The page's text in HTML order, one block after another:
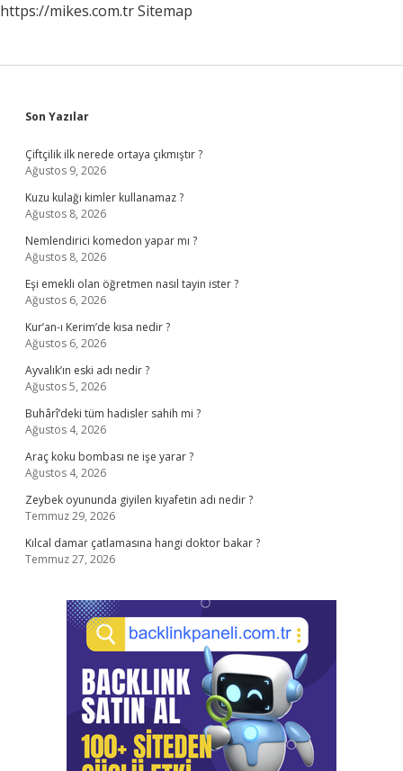
https://mikes.com.trSitemap
Sidebar
Son Yazılar
Çiftçilik ilk nerede ortaya çıkmıştır ?
Ağustos 9, 2026
Kuzu kulağı kimler kullanamaz ?
Ağustos 8, 2026
Nemlendirici komedon yapar mı ?
Ağustos 8, 2026
Eşi emekli olan öğretmen nasıl tayin ister ?
Ağustos 6, 2026
Kur’an-ı Kerim’de kısa nedir ?
Ağustos 6, 2026
Ayvalık’ın eski adı nedir ?
Ağustos 5, 2026
Buhârî’deki tüm hadisler sahih mi ?
Ağustos 4, 2026
Araç koku bombası ne işe yarar ?
Ağustos 4, 2026
Zeybek oyununda giyilen kıyafetin adı nedir ?
Temmuz 29, 2026
Kılcal damar çatlamasına hangi doktor bakar ?
Temmuz 27, 2026